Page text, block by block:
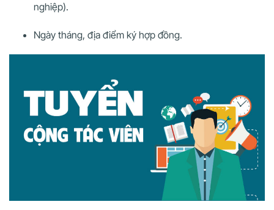
nghiệp).
Ngày tháng, địa điểm ký hợp đồng.